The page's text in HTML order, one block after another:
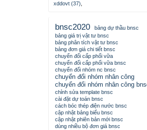
xddovt (37)
bnsc2020
bảng dự thầu bnsc
bảng giá trị vật tư bnsc
bảng phân tích vật tư bnsc
bảng đơn giá chi tiết bnsc
chuyển đổi cấp phối vữa
chuyển đổi cấp phối vữa bnsc
chuyển đổi nhóm nc bnsc
chuyển đổi nhóm nhân công
chuyển đổi nhóm nhân công
chỉnh sửa template bnsc
cài đặt dự toán bnsc
cách bóc thép điện nước bnsc
cập nhật bảng biểu bnsc
cập nhật phiên bản mới bnsc
dùng nhiều bộ đơn giá bnsc